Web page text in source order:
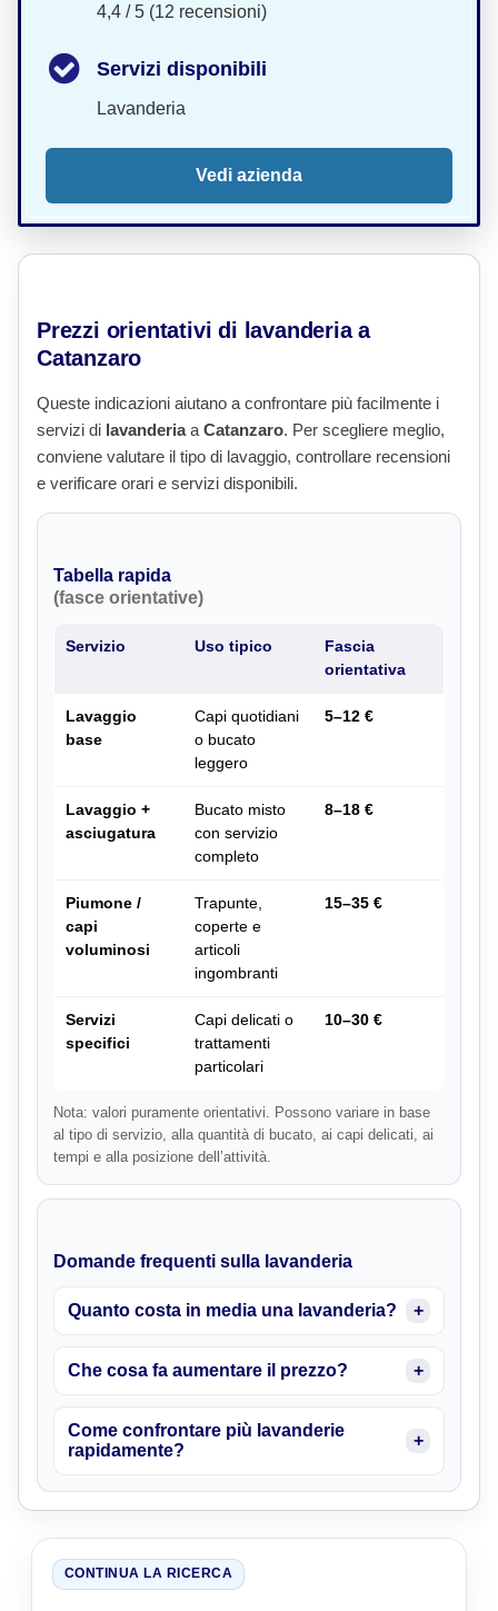
4,4 / 5 (12 recensioni)
Servizi disponibili
Lavanderia
Vedi azienda
Prezzi orientativi di lavanderia a
Catanzaro
Queste indicazioni aiutano a confrontare più facilmente i
servizi di lavanderiaa Catanzaro. Per scegliere meglio,
conviene valutare il tipo di lavaggio, controllare recensioni
e verificare orari e servizi disponibili.
Tabella rapida
(fasce orientative)
Servizio Uso tipico
Fascia
orientativa
Lavaggio
base
Capi quotidiani
o bucato
leggero
5–12 €
Lavaggio +
asciugatura
Bucato misto
con servizio
completo
8–18 €
Piumone /
capi
voluminosi
Trapunte,
coperte e
articoli
ingombranti
15–35 €
Servizi
specifici
Capi delicati o
trattamenti
particolari
10–30 €
Nota: valori puramente orientativi. Possono variare in base
al tipo di servizio, alla quantità di bucato, ai capi delicati, ai
tempi e alla posizione dell’attività.
Domande frequenti sulla lavanderia
Quanto costa in media una lavanderia?
Che cosa fa aumentare il prezzo?
Come confrontare più lavanderie
rapidamente?
CONTINUA LA RICERCA